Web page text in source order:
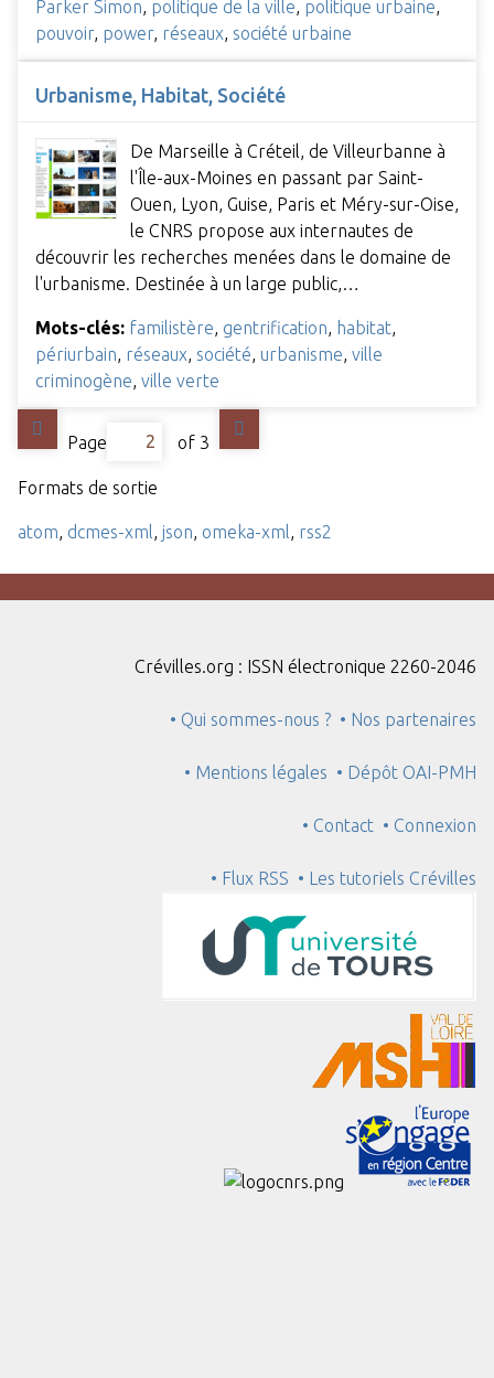
Parker Simon politique de la ville politique urbaine
pouvoir, power, réseaux société urbaine
Urbanisme, Habitat, Société
De Marseille à Créteil, de Villeurbanne à
l'Île-aux-Moines en passant par Saint-
Ouen, Lyon, Guise, Paris et Méry-sur-Oise,
le CNRS propose aux internautes de
découvrir les recherches menées dans le domaine de
l'urbanisme. Destinée à un large public,…
Mots-clés: familistère, gentrification, habitat,
périurbain, réseaux, société, urbanisme, ville
criminogène, ville verte
Page of 3
Formats de sortie
atom, dcmes-xml, json, omeka-xml, rss2
Crévilles.org : ISSN électronique 2260-2046
• Qui sommes-nous ? • Nos partenaires
• Mentions légales • Dépôt OAI-PMH
• Contact • Connexion
• Flux RSS • Les tutoriels Crévilles